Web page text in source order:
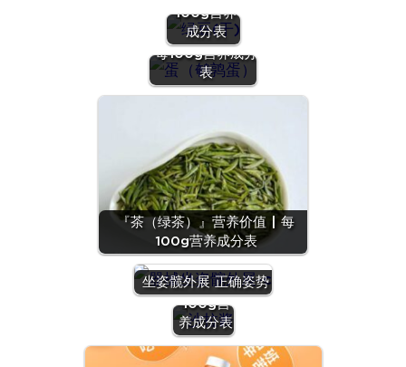
100g营养
成分表
『蛋（鹌鹑
蛋）』营养价值 |
每100g营养成分
表
『茶（绿茶）』营养价值 | 每
100g营养成分表
坐姿髋外展 正确姿势
『沙拉
酱』营养
价值 | 每
100g营
养成分表